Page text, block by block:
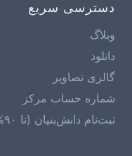
دسترسی سریع
وبلاگ
دانلود
گالری تصاویر
شماره حساب مرکز
ثبت‌نام دانش‌بنیان (تا ۹۰% حمایت)